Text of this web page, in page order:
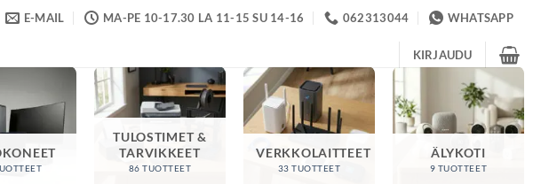
E-MAIL MA-PE 10-17.30 LA 11-15 SU 14-16 062313044 WHATSAPP
KIRJAUDU
TULOSTIMET &
TARVIKKEET
86 TUOTTEET
VERKKOLAITTEET
33 TUOTTEET
ÄLYKOTI
9 TUOTTEET